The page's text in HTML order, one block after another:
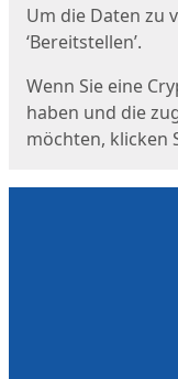
Um die Daten zu
‘Bereitstellen’.
Wenn Sie eine
haben und die
möchten, klicken